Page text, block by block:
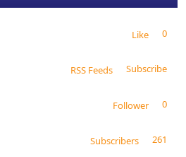
0
Like
Subscribe
RSS Feeds
0
Follower
261
Subscribers